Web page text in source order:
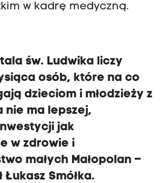
w kadrę medyczną.
św. Ludwika liczy
osób, które na co
dzieciom i młodzieży z
nie ma lepszej,
jak
w zdrowie i
małych Małopolan –
Łukasz Smółka.